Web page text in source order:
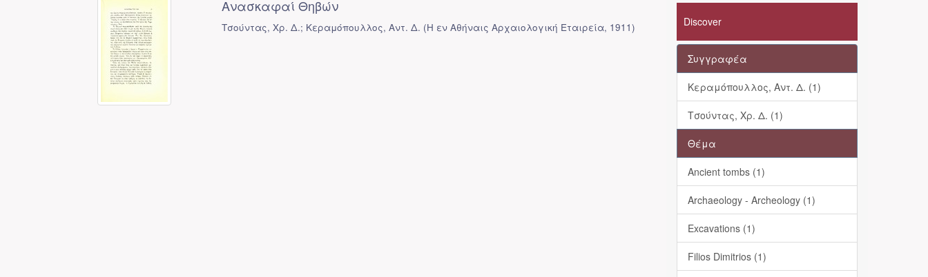
Ανασκαφαί Θηβών
Τσούντας, Χρ. Δ.; Κεραμόπουλλος, Αντ. Δ. (Η εν Αθήναις Αρχαιολογική Εταιρεία, 1911) Discover
Συγγραφέα
Κεραμόπουλλος, Αντ. Δ. (1)
Τσούντας, Χρ. Δ. (1)
Θέμα
Ancient tombs (1)
Archaeology - Archeology (1)
Excavations (1)
Filios Dimitrios (1)